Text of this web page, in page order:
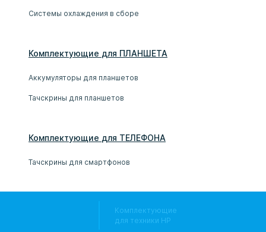
Системы охлаждения в сборе
Комплектующие для ПЛАНШЕТА
Аккумуляторы для планшетов
Тачскрины для планшетов
Комплектующие для ТЕЛЕФОНА
Тачскрины для смартфонов
Комплектующие
для техники HP